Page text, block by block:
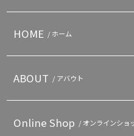
HOME / ホーム
ABOUT / アバウト
Online Shop / オンラインショ